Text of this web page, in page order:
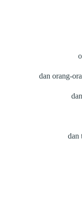
dan orang-
dan